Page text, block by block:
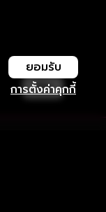
การตั้งค่าคุกกี้
ยอมรับ
เปิด